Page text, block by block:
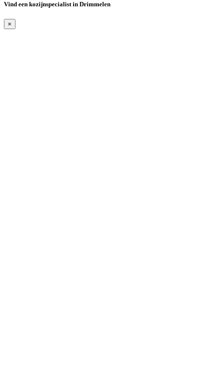
Vind een kozijnspecialist in Drimmelen
×